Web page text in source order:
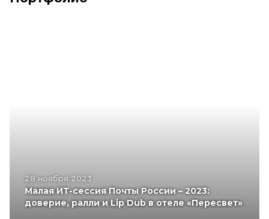
28 ноября 2023
Малая ИТ-сессия Почты России – 2023:
доверие, ралли и Lip Dub в отеле «Пересвет»